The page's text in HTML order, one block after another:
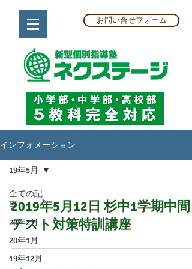
お問い合せフォーム
インフォメーション
全ての記
事
20年2月
20年1月
19年12月
19年5月
2019年5月12日 ​杉中1学期中間
テスト対策特訓講座